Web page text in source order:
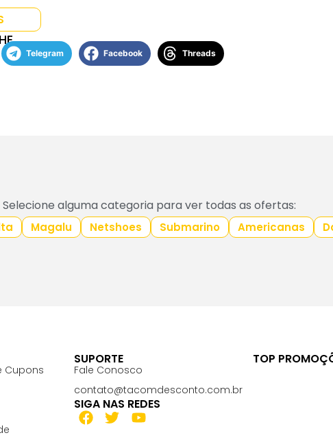
Telegram Facebook Threads
Selecione alguma categoria para ver todas as ofertas:
Magalu Netshoes Submarino Americanas
Cupons
SUPORTE
Fale Conosco
contato@tacomdesconto.com.br
SIGA NAS REDES
TOP